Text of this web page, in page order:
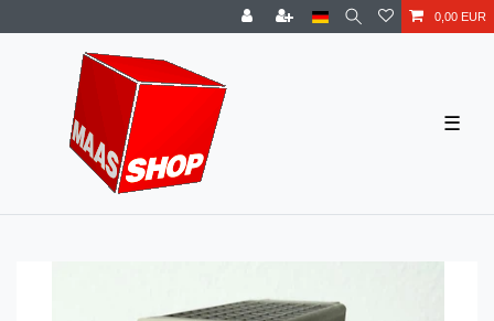
0,00 EUR
☰